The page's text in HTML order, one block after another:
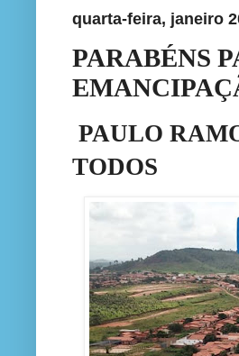
quarta-feira, janeiro
PARABÉNS
PAULO
TODOS